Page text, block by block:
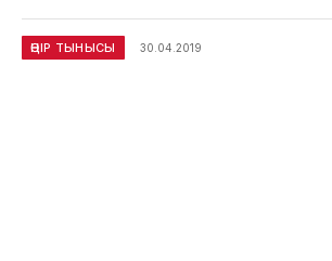
ӨҢІР ТЫНЫСЫ 30.04.2019